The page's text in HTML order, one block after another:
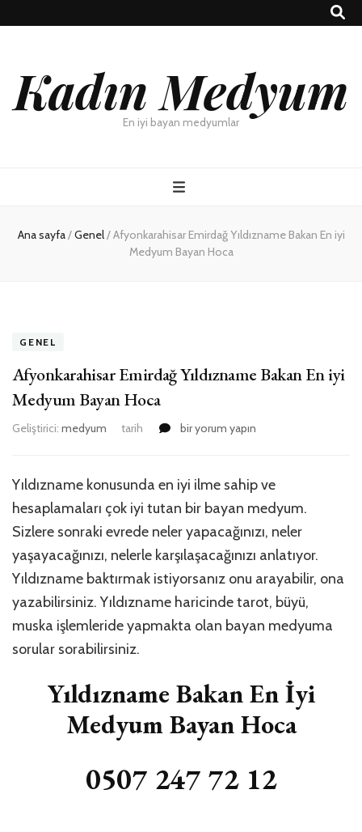
Kadın Medyum
En iyi bayan medyumlar
Ana sayfa/Genel/Afyonkarahisar Emirdağ Yıldızname Bakan En iyi
Medyum Bayan Hoca
GENEL
Afyonkarahisar Emirdağ Yıldızname Bakan En iyi
Medyum Bayan Hoca
Geliştirici: medyum tarih
Afyonkarahisar
Bakan
En
iyi
Medyum
Bayan
Hoca
için
bir yorum yapın
Yıldızname konusunda en iyi ilme sahip ve
hesaplamaları çok iyi tutan bir bayan medyum.
Sizlere sonraki evrede neler yapacağınızı, neler
yaşayacağınızı, nelerle karşılaşacağınızı anlatıyor.
Yıldızname baktırmak istiyorsanız onu arayabilir, ona
yazabilirsiniz. Yıldızname haricinde tarot, büyü,
muska işlemleride yapmakta olan bayan medyuma
sorular sorabilirsiniz.
Yıldızname Bakan En İyi
Medyum Bayan Hoca
0507 247 72 12